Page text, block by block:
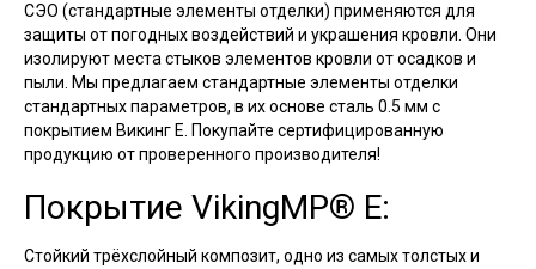
СЭО (стандартные элементы отделки) применяются для
защиты от погодных воздействий и украшения кровли. Они
изолируют места стыков элементов кровли от осадков и
пыли. Мы предлагаем стандартные элементы отделки
стандартных параметров, в их основе сталь 0.5 мм с
покрытием Викинг Е. Покупайте сертифицированную
продукцию от проверенного производителя!
Покрытие VikingMP® E:
Стойкий трёхслойный композит, одно из самых толстых и